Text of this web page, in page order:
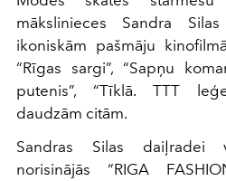
mākslinieces Sandra
ikoniskām pašmāju
“Rīgas sargi”, “Sapņu
putenis”, “Tīklā. TTT
daudzām citām.
Sandras Silas daiļradei
norisinājās “RIGA